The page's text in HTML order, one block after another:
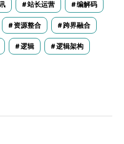
站长运营 编解码
资源整合 跨界融合
逻辑 逻辑架构